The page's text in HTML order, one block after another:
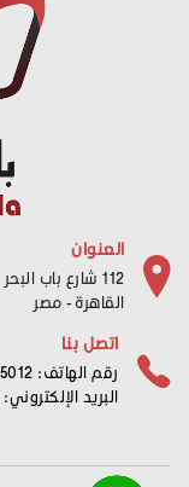
العنوان
112 شارع باب البحر
القاهرة - مصر
اتصل بنا
رقم الهاتف: 01277675012
البريد الإلكتروني: